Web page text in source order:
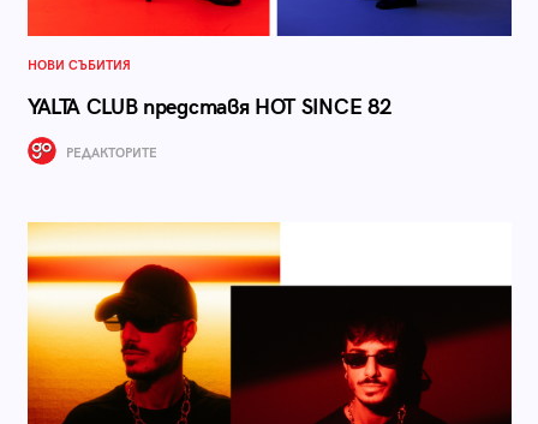
НОВИ СЪБИТИЯ
YALTA CLUB представя HOT SINCE 82
РЕДАКТОРИТЕ